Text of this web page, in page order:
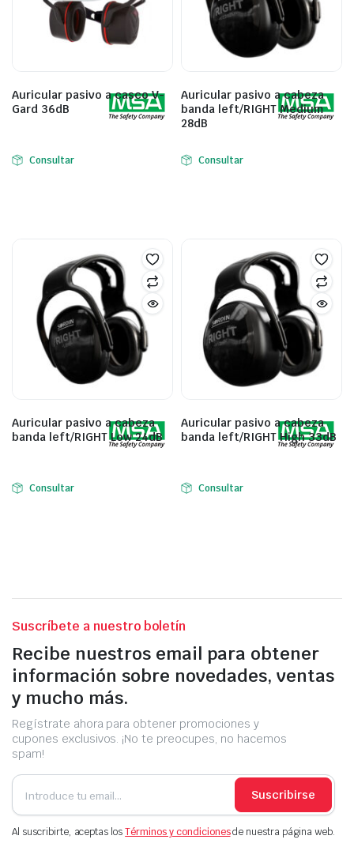
Auricular pasivo a casco V-
Gard 36dB
Consultar
Auricular pasivo a cabeza
banda left/RIGHT Medium
28dB
Consultar
Auricular pasivo a cabeza
banda left/RIGHT Low 24dB
Consultar
Auricular pasivo a cabeza
banda left/RIGHT High 33dB
Consultar
Suscríbete a nuestro boletín
Recibe nuestros email para obtener
información sobre novedades, ventas
y mucho más.
Regístrate ahora para obtener promociones y
cupones exclusivos. ¡No te preocupes, no hacemos
spam!
Suscribirse
Al suscribirte, aceptas losTérminos y condicionesde nuestra página web.